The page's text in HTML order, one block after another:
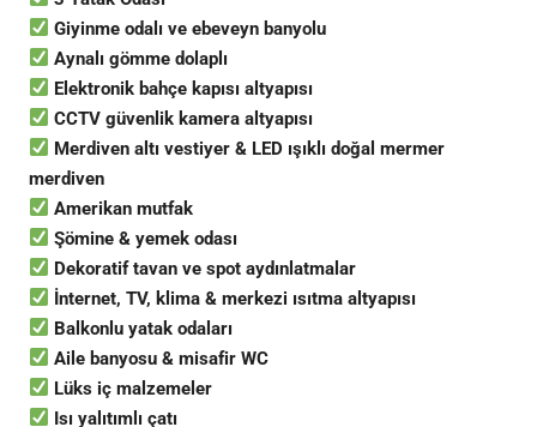
Giyinme odalı ve ebeveyn banyolu
Aynalı gömme dolaplı
Elektronik bahçe kapısı altyapısı
CCTV güvenlik kamera altyapısı
Merdiven altı vestiyer & LED ışıklı doğal mermer
merdiven
Amerikan mutfak
Şömine & yemek odası
Dekoratif tavan ve spot aydınlatmalar
İnternet, TV, klima & merkezi ısıtma altyapısı
Balkonlu yatak odaları
Aile banyosu & misafir WC
Lüks iç malzemeler
Isı yalıtımlı çatı